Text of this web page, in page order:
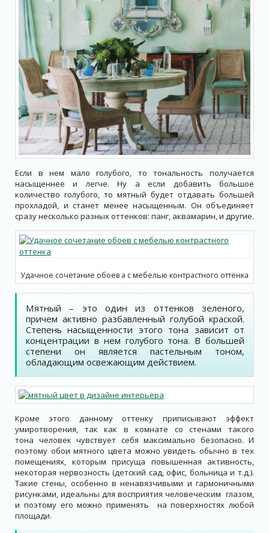
Если в нем мало голубого, то тональность получается
насыщеннее и легче. Ну а если добавить большое
количество голубого, то мятный будет отдавать большей
прохладой, и станет менее насыщенным. Он объединяет
сразу несколько разных оттенков: панг, аквамарин, и другие.
Удачное сочетание обоев а с мебелью контрастного оттенка
Мятный – это один из оттенков зеленого,
причем активно разбавленный голубой краской.
Степень насыщенности этого тона зависит от
концентрации в нем голубого тона. В большей
степени он является пастельным тоном,
обладающим освежающим действием.
Кроме этого данному оттенку приписывают эффект
умиротворения, так как в комнате со стенами такого
тона человек чувствует себя максимально безопасно. И
поэтому обои мятного цвета можно увидеть обычно в тех
помещениях, которым присуща повышенная активность,
некоторая нервозность (детский сад, офис, больница и т.д.).
Такие стены, особенно в ненавязчивыми и гармоничными
рисунками, идеальны для восприятия человеческим глазом,
и поэтому его можно применять на поверхностях любой
площади.